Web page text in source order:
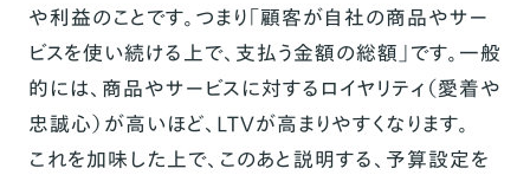
や利益のことです。つまり「顧客が自社の商品やサー
ビスを使い続ける上で、支払う金額の総額」です。一般
的には、商品やサービスに対するロイヤリティ（愛着や
忠誠心）が高いほど、LTVが高まりやすくなります。
これを加味した上で、このあと説明する、予算設定を